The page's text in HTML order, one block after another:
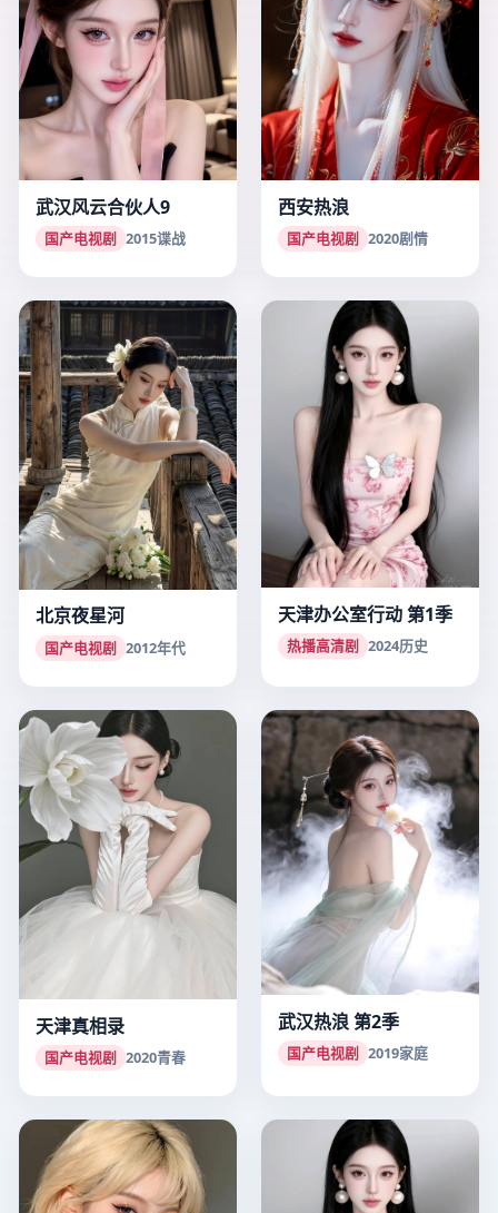
武汉风云合伙人9
国产电视剧 2015谍战
西安热浪
国产电视剧 2020剧情
北京夜星河
国产电视剧 2012年代
天津办公室行动 第1季
热播高清剧 2024历史
天津真相录
国产电视剧 2020青春
武汉热浪 第2季
国产电视剧 2019家庭